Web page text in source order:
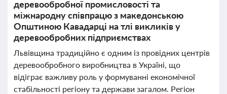
деревообробної промисловості та
міжнародну співпрацю з македонською
Општиною Кавадарці на тлі викликів у
деревообробних підприємствах
Львівщина традиційно є одним із провідних центрів
деревообробного виробництва в Україні, що
відіграє важливу роль у формуванні економічної
стабільності регіону та держави загалом. Регіон